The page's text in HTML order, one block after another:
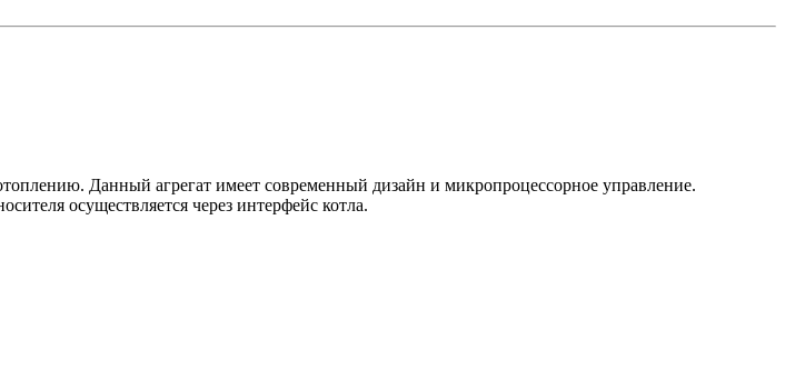
Данный агрегат имеет современный дизайн и микропроцессорное управление.
осуществляется через интерфейс котла.